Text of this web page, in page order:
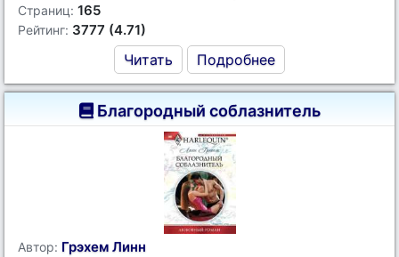
Страниц: 165
Рейтинг: 3777 (4.71)
Читать Подробнее
Благородный соблазнитель
Автор: Грэхем Линн